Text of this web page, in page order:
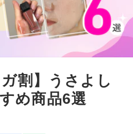
ガ割】うさよし
め商品6選